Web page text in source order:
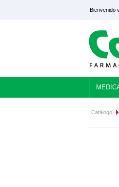
Bienvenido
Catálogo